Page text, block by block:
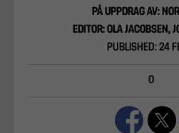
PÅ UPPDRAG AV:
EDITOR: OLA JACOBSEN,
PUBLISHED: 24
0